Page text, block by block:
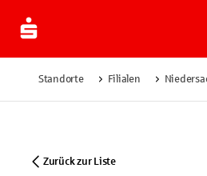
Standorte Filialen
Zurück zur Liste